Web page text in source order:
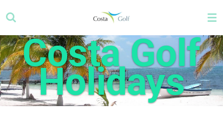
direct
naar
de
hoofdinhoud
Costa Golf
Holidays